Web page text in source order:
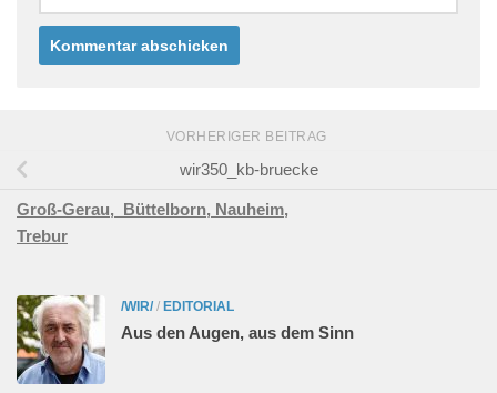
VORHERIGER BEITRAG
wir350_kb-bruecke
Groß-Gerau, Büttelborn, Nauheim,
Trebur
/WIR/ / EDITORIAL
Aus den Augen, aus dem Sinn